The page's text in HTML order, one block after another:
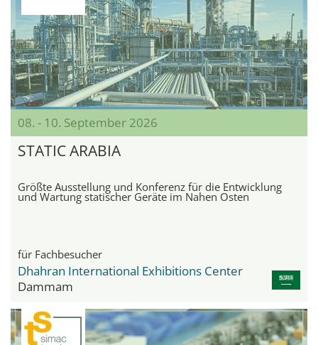
08. - 10. September 2026
STATIC ARABIA
Größte Ausstellung und Konferenz für die Entwicklung
und Wartung statischer Geräte im Nahen Osten
für Fachbesucher
Dhahran International Exhibitions Center
Dammam